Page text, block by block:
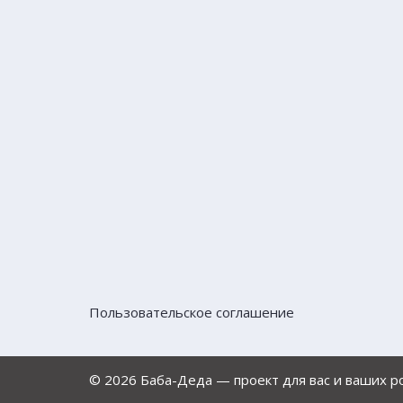
Пользовательское соглашение
© 2026 Баба-Деда — проект для вас и ваших